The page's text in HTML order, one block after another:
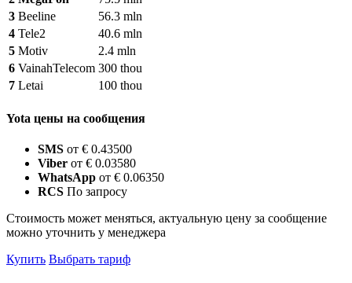
3 Beeline
56.3 mln
4 Tele2
40.6 mln
5 Motiv
2.4 mln
6 VainahTelecom 300 thou
7 Letai 100 thou
Yota цены на сообщения
SMS от € 0.43500
Viber от € 0.03580
WhatsApp от € 0.06350
RCS По запросу
Стоимость может меняться, актуальную цену за сообщение
можно уточнить у менеджера
Купить Выбрать тариф